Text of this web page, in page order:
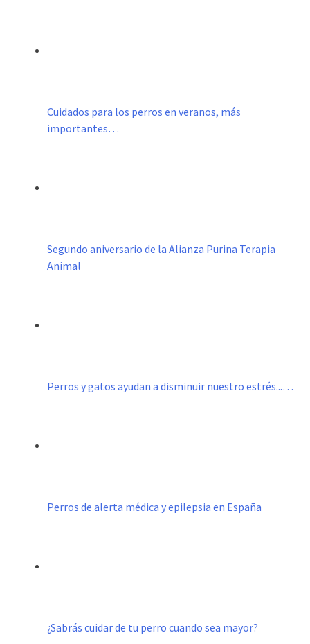
Cuidados para los perros en veranos, más
importantes…
Segundo aniversario de la Alianza Purina Terapia
Animal
Perros y gatos ayudan a disminuir nuestro estrés...…
Perros de alerta médica y epilepsia en España
¿Sabrás cuidar de tu perro cuando sea mayor?